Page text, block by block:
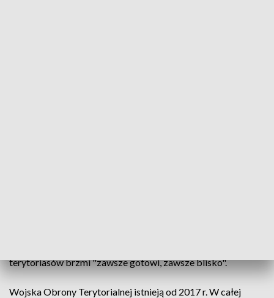
terytoriasów brzmi "zawsze gotowi, zawsze blisko".
Wojska Obrony Terytorialnej istnieją od 2017 r. W całej